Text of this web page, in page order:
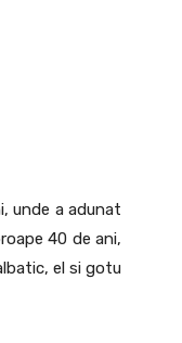
unde a adunat
40 de ani,
el si gotu